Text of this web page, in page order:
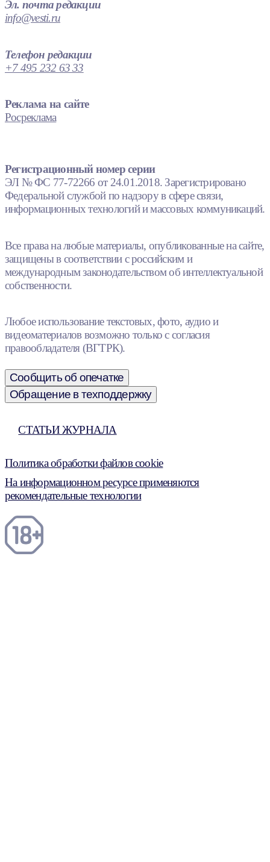
Эл. почта редакции
info@vesti.ru
Телефон редакции
+7 495 232 63 33
Реклама на сайте
Росреклама
Регистрационный номер серии
ЭЛ № ФС 77-72266 от 24.01.2018. Зарегистрировано
Федеральной службой по надзору в сфере связи,
информационных технологий и массовых коммуникаций.
Все права на любые материалы, опубликованные на сайте,
защищены в соответствии с российским и
международным законодательством об интеллектуальной
собственности.
Любое использование текстовых, фото, аудио и
видеоматериалов возможно только с согласия
правообладателя (ВГТРК).
Сообщить об опечатке
Обращение в техподдержку
СТАТЬИ ЖУРНАЛА
Политика обработки файлов cookie
На информационном ресурсе применяются
рекомендательные технологии